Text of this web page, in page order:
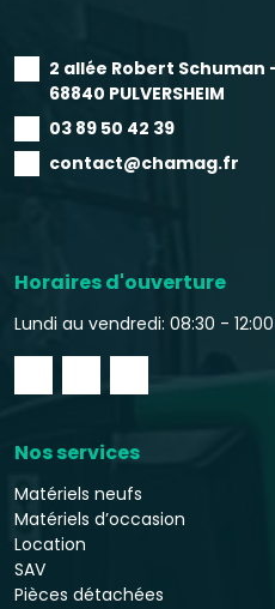
2 allée Robert Schuman
68840 PULVERSHEIM
03 89 50 42 39
contact@chamag.fr
Horaires d'ouverture
Lundi au vendredi: 08:30 -
Nos services
Matériels neufs
Matériels d’occasion
Location
SAV
Pièces détachées